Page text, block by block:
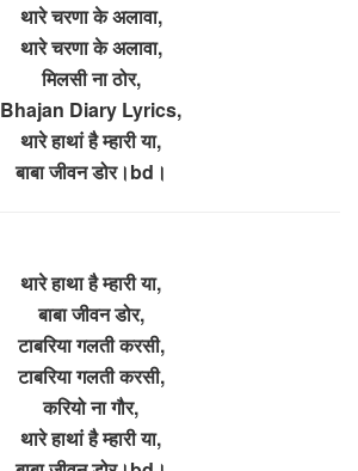
थारे चरणा के अलावा,
थारे चरणा के अलावा,
मिलसी ना ठोर,
Bhajan Diary Lyrics,
थारे हाथां है म्हारी या,
बाबा जीवन डोर।bd।
थारे हाथा है म्हारी या,
बाबा जीवन डोर,
टाबरिया गलती करसी,
टाबरिया गलती करसी,
करियो ना गौर,
थारे हाथां है म्हारी या,